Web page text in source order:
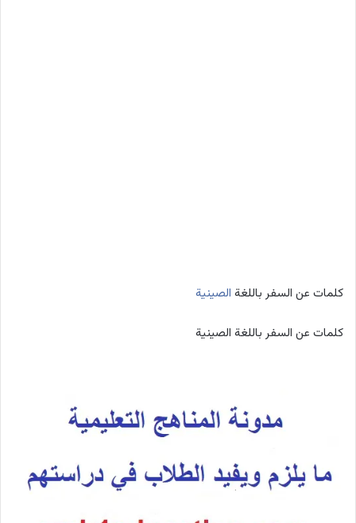
كلمات عن السفر باللغة الصينية
كلمات عن السفر باللغة الصينية